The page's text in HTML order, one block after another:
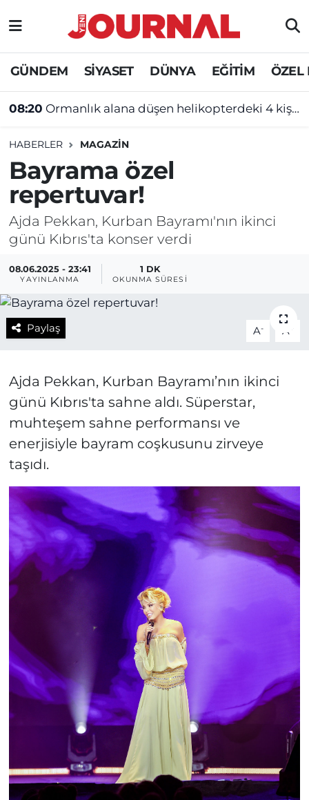
GÜNDEM SİYASET DÜNYA EĞİTİM ÖZEL
08:20 Ormanlık alana düşen helikopterdeki 4 kişi öldü!
HABERLER MAGAZİN
Bayrama özel
repertuvar!
Ajda Pekkan, Kurban Bayramı'nın ikinci
günü Kıbrıs'ta konser verdi
08.06.2025 - 23:41
YAYINLANMA
1 DK
OKUNMA SÜRESI
Paylaş A- A +
Ajda Pekkan, Kurban Bayramı’nın ikinci
günü Kıbrıs'ta sahne aldı. Süperstar,
muhteşem sahne performansı ve
enerjisiyle bayram coşkusunu zirveye
taşıdı.
GÜNDEM
SİYASET
EĞİTİM
ÖZEL HABER
Nöbetçi Eczaneler
Hava Durumu
Süper Lig Puan Durumu ve Fikstür
Tüm Manşetler
Son Dakika Haberleri
Haber Arşivi